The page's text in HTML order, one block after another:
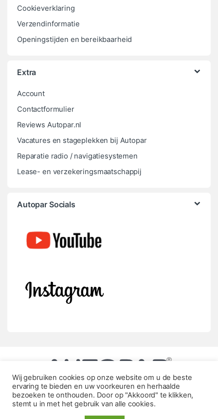
Cookieverklaring
Verzendinformatie
Openingstijden en bereikbaarheid
Extra
Account
Contactformulier
Reviews Autopar.nl
Vacatures en stageplekken bij Autopar
Reparatie radio / navigatiesystemen
Lease- en verzekeringsmaatschappij
Autopar Socials
Wij gebruiken cookies op onze website om u de beste
ervaring te bieden en uw voorkeuren en herhaalde
bezoeken te onthouden. Door op "Akkoord" te klikken,
stemt u in met het gebruik van alle cookies.